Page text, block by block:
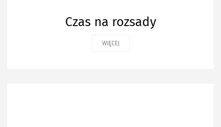
Czas na rozsady
WIĘCEJ